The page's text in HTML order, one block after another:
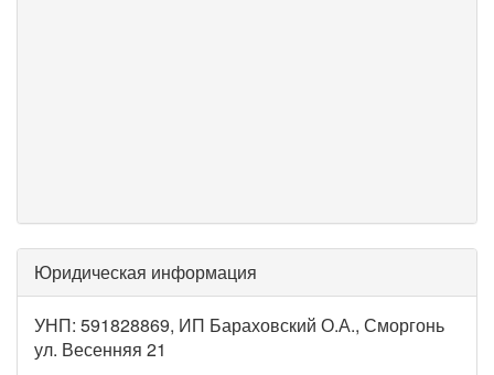
Юридическая информация
УНП: 591828869, ИП Бараховский О.А., Сморгонь
ул. Весенняя 21